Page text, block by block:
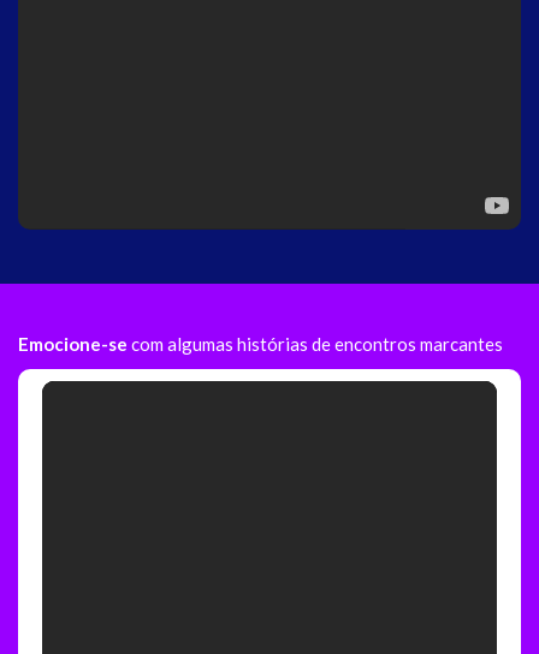
Emocione-se com algumas histórias de encontros marcantes